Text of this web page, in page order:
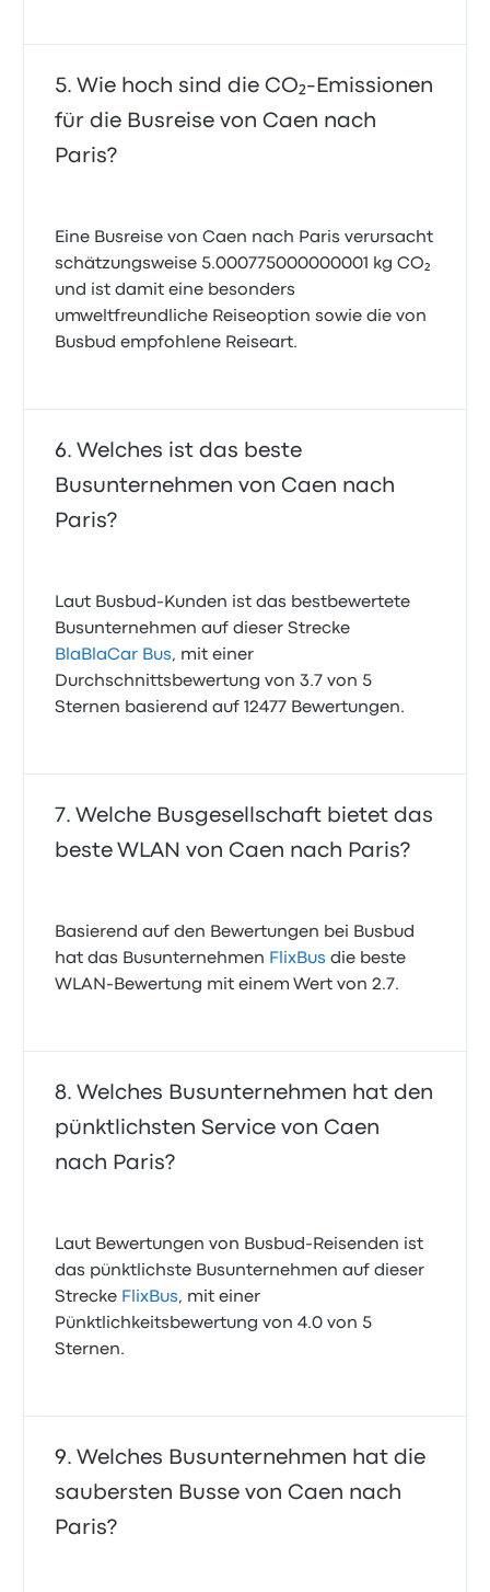
Wie hoch sind die CO₂-Emissionen
für die Busreise von Caen nach
Paris?
Eine Busreise von Caen nach Paris verursacht
schätzungsweise 5.000775000000001 kg CO₂
und ist damit eine besonders
umweltfreundliche Reiseoption sowie die von
Busbud empfohlene Reiseart.
Welches ist das beste
Busunternehmen von Caen nach
Paris?
Laut Busbud-Kunden ist das bestbewertete
Busunternehmen auf dieser Strecke
BlaBlaCar Bus, mit einer
Durchschnittsbewertung von 3.7 von 5
Sternen basierend auf 12477 Bewertungen.
Welche Busgesellschaft bietet das
beste WLAN von Caen nach Paris?
Basierend auf den Bewertungen bei Busbud
hat das Busunternehmen FlixBus die beste
WLAN-Bewertung mit einem Wert von 2.7.
Welches Busunternehmen hat den
pünktlichsten Service von Caen
nach Paris?
Laut Bewertungen von Busbud-Reisenden ist
das pünktlichste Busunternehmen auf dieser
Strecke FlixBus, mit einer
Pünktlichkeitsbewertung von 4.0 von 5
Sternen.
Welches Busunternehmen hat die
saubersten Busse von Caen nach
Paris?